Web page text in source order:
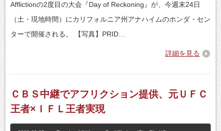
Afflictionの2度目の大会『Day of Reckoning』が、今週末24日
（土・現地時間）にカリフォルニア州アナハイムのホンダ・セン
ターで開催される。 【写真】PRID…
詳細を見る
ＣＢＳ中継でアフリクション提供、元ＵＦＣ
王者×ＩＦＬ王者実現